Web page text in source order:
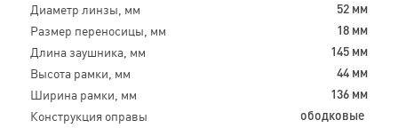
Диаметр линзы, мм 52 мм
Размер переносицы, мм 18 мм
Длина заушника, мм 145 мм
Высота рамки, мм 44 мм
Ширина рамки, мм 136 мм
Конструкция оправы ободковые